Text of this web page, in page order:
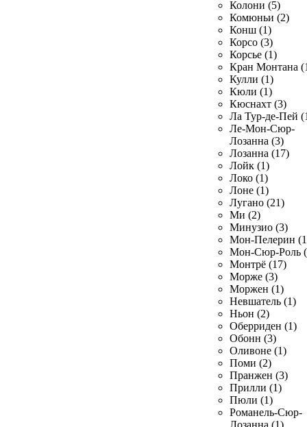
Колони (5)
Комюньи (2)
Конш (1)
Корсо (3)
Корсье (1)
Кран Монтана
Кулли (1)
Кюли (1)
Кюснахт (3)
Ла Тур-де-Пей
Ле-Мон-Сюр-
Лозанна (3)
Лозанна (17)
Лойк (1)
Локо (1)
Лоне (1)
Лугано (21)
Ми (2)
Минузио (3)
Мон-Пелерин
Мон-Сюр-Роль
Монтрё (17)
Морже (3)
Моржен (1)
Невшатель (1)
Ньон (2)
Оберриден (1)
Обонн (3)
Оливоне (1)
Поми (2)
Пранжен (3)
Прилли (1)
Пюли (1)
Романель-Сюр-
Лозанна (1)